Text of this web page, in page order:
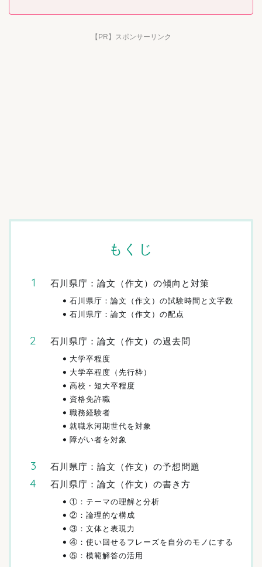
【PR】スポンサーリンク
もくじ
石川県庁：論文（作文）の傾向と対策
石川県庁：論文（作文）の試験時間と文字数
石川県庁：論文（作文）の配点
石川県庁：論文（作文）の過去問
大学卒程度
大学卒程度（先行枠）
高校・短大卒程度
資格免許職
職務経験者
就職氷河期世代を対象
障がい者を対象
石川県庁：論文（作文）の予想問題
石川県庁：論文（作文）の書き方
①：テーマの理解と分析
②：論理的な構成
③：文体と表現力
④：使い回せるフレーズを自分のモノにする
⑤：模範解答の活用